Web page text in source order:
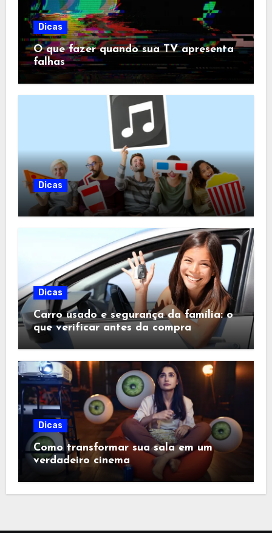
Dicas
O que fazer quando sua TV apresenta
falhas
Dicas
Dicas
Carro usado e segurança da família: o
que verificar antes da compra
Dicas
Como transformar sua sala em um
verdadeiro cinema